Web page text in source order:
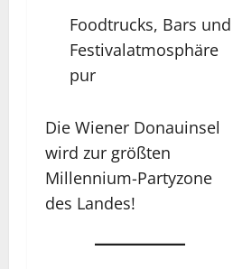
Foodtrucks, Bars und
Festivalatmosphäre
pur
Die Wiener Donauinsel
wird zur größten
Millennium-Partyzone
des Landes!